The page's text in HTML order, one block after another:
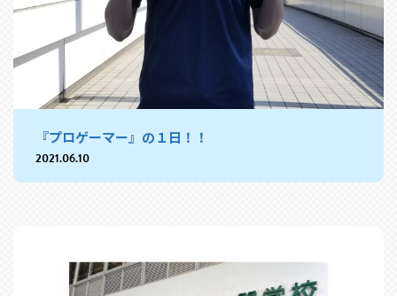
『プロゲーマー』の１日！！
2021.06.10